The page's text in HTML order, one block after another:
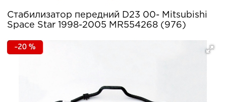
Стабилизатор передний D23 00- Mitsubishi
Space Star 1998-2005 MR554268 (976)
-20 %